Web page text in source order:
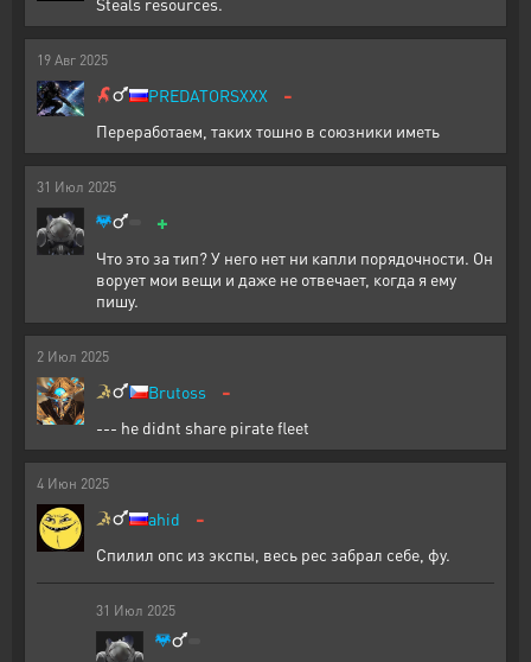
19 Авг 2025
PREDATORSXXX -
Переработаем, таких тошно в союзники иметь
31 Июл 2025
+
Что это за тип? У него нет ни капли порядочности. Он
ворует мои вещи и даже не отвечает, когда я ему
пишу.
2 Июл 2025
Brutoss -
--- he didnt share pirate fleet
4 Июн 2025
ahid -
Спилил опс из экспы, весь рес забрал себе, фу.
31 Июл 2025